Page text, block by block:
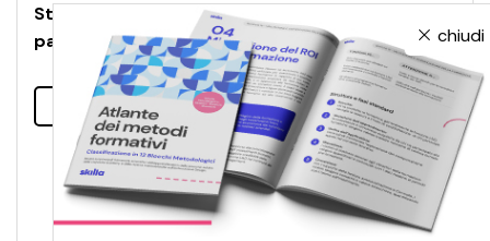
Storie di innovatori digitali: come restare al
passo con un mondo che cambia
Leggi tutto
chiudi